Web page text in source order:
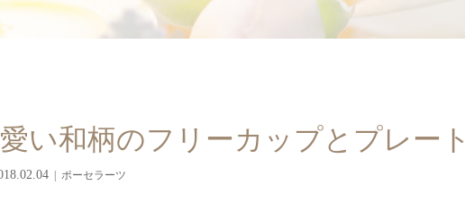
い和柄のフリーカップとプレート
ポーセラーツ